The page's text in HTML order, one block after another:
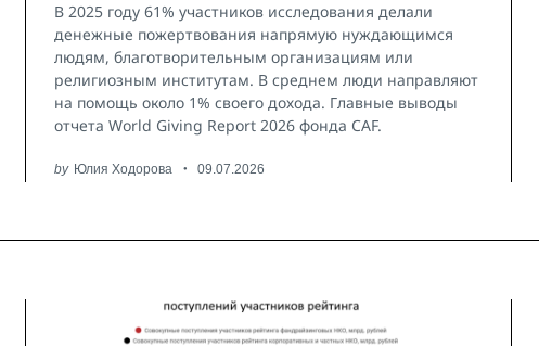
В 2025 году 61% участников исследования делали
денежные пожертвования напрямую нуждающимся
людям, благотворительным организациям или
религиозным институтам. В среднем люди направляют
на помощь около 1% своего дохода. Главные выводы
отчета World Giving Report 2026 фонда CAF.
by Юлия Ходорова 09.07.2026